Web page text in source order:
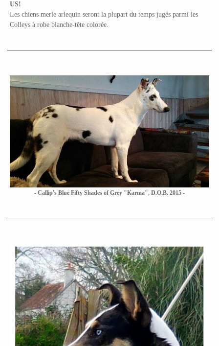
US!
Les chiens merle arlequin seront la plupart du temps jugés parmi les
Colleys à robe blanche-tête colorée.
- Callip's Blue Fifty Shades of Grey "Karma", D.O.B. 2015 -